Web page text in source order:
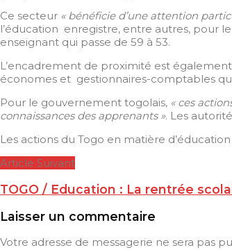
Ce secteur « bénéficie d’une attention
l’éducation enregistre, entre autres, pour
enseignant qui passe de 59 à 53.
L’encadrement de proximité est
économes et gestionnaires-comptables
Pour le gouvernement togolais, « ces
connaissances des apprenants ». Les
Les actions du Togo en matière d’éducation
Article Suivant
TOGO / Education : La rentrée
Laisser un commentaire
Votre adresse de messagerie ne sera pas